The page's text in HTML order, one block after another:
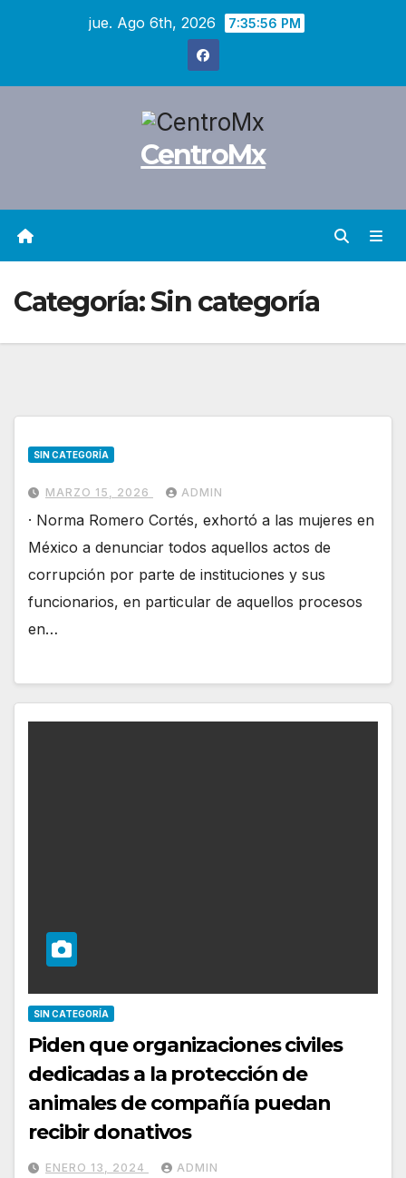
jue. Ago 6th, 2026 7:35:56 PM
CentroMx
Categoría:Sin categoría
SIN CATEGORÍA
MARZO 15, 2026 ADMIN
· Norma Romero Cortés, exhortó a las mujeres en
México a denunciar todos aquellos actos de
corrupción por parte de instituciones y sus
funcionarios, en particular de aquellos procesos
en…
SIN CATEGORÍA
Piden que organizaciones civiles
dedicadas a la protección de
animales de compañía puedan
recibir donativos
ENERO 13, 2024 ADMIN